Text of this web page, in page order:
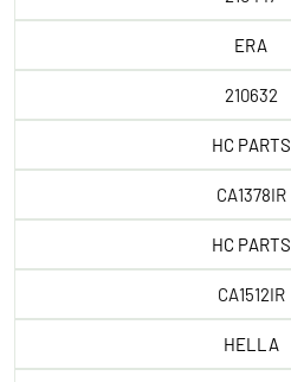
ERA
210632
HC PARTS
CA1378IR
HC PARTS
CA1512IR
HELLA